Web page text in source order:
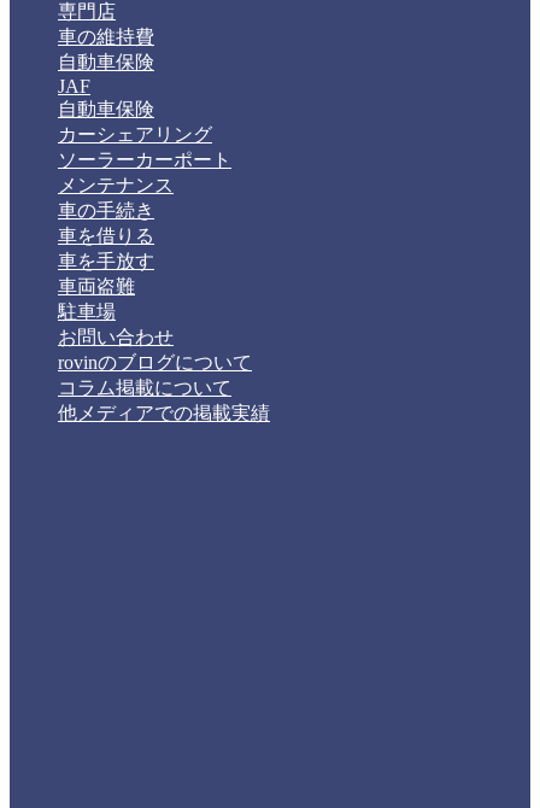
専門店
車の維持費
自動車保険
JAF
自動車保険
カーシェアリング
ソーラーカーポート
メンテナンス
車の手続き
車を借りる
車を手放す
車両盗難
駐車場
お問い合わせ
rovinのブログについて
コラム掲載について
他メディアでの掲載実績